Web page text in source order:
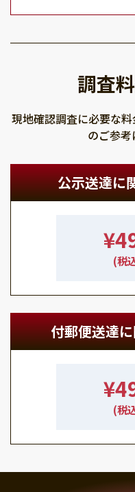
調査
現地確認調査に必要な
のご参考
公示送達に
(税
付郵便送達
(税